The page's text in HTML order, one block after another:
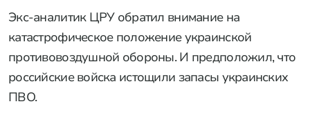
Экс-аналитик ЦРУ обратил внимание на
катастрофическое положение украинской
противовоздушной обороны. И предположил, что
российские войска истощили запасы украинских
ПВО.